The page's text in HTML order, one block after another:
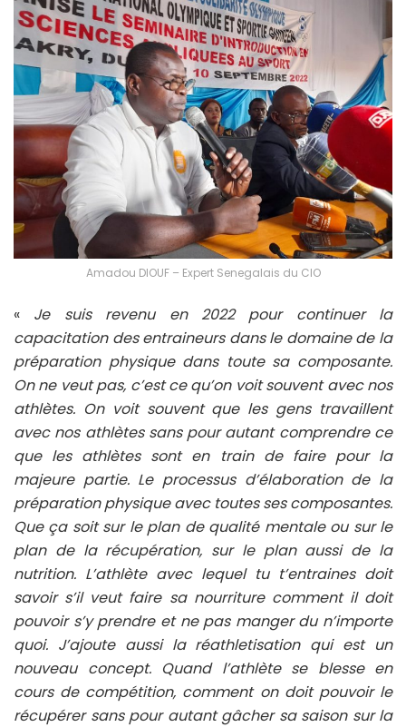
Amadou DIOUF – Expert Senegalais du CIO
« Je suis revenu en 2022 pour continuer la
capacitation des entraineurs dans le domaine de la
préparation physique dans toute sa composante.
On ne veut pas, c’est ce qu’on voit souvent avec nos
athlètes. On voit souvent que les gens travaillent
avec nos athlètes sans pour autant comprendre ce
que les athlètes sont en train de faire pour la
majeure partie. Le processus d’élaboration de la
préparation physique avec toutes ses composantes.
Que ça soit sur le plan de qualité mentale ou sur le
plan de la récupération, sur le plan aussi de la
nutrition. L’athlète avec lequel tu t’entraines doit
savoir s’il veut faire sa nourriture comment il doit
pouvoir s’y prendre et ne pas manger du n’importe
quoi. J’ajoute aussi la réathletisation qui est un
nouveau concept. Quand l’athlète se blesse en
cours de compétition, comment on doit pouvoir le
récupérer sans pour autant gâcher sa saison sur la